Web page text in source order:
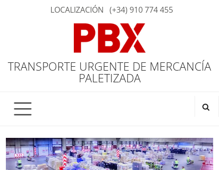
LOCALIZACIÓN (+34) 910 774 455
TRANSPORTE URGENTE DE MERCANCÍA
PALETIZADA